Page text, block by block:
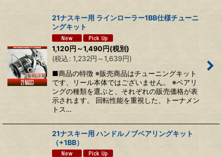
絞り込む
21ナスキー用 ラインローラー1BB仕様チューニ
ングキット
1,120円 ～1,490円(税別)
(税込: 1,232円 ～1,639円)
■商品の特徴 ※販売商品はチューニングキット
です、リール本体ではございません。 ※ベアリ
ングの種類を選ぶと、それぞれの販売価格が表
示されます。 回転性能を重視した、トーナメン
トス…
21ナスキー用 ハンドルノブベアリングキット
（+1BB）